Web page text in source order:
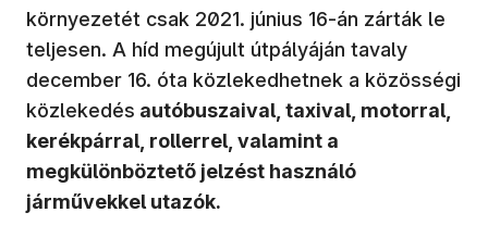
környezetét csak 2021. június 16-án zárták le
teljesen. A híd megújult útpályáján tavaly
december 16. óta közlekedhetnek a közösségi
közlekedés autóbuszaival, taxival, motorral,
kerékpárral, rollerrel, valamint a
megkülönböztető jelzést használó
járművekkel utazók.